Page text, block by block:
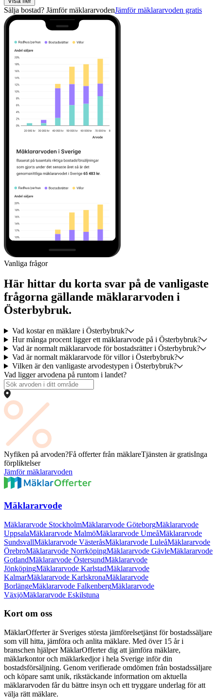
Sälja bostad? Jämför mäklararvodenJämför mäklararvoden gratis
Vanliga frågor
Här hittar du korta svar på de vanligaste
frågorna gällande mäklararvoden i
Österbybruk.
Vad kostar en mäklare i Österbybruk?
Hur många procent ligger ett mäklararvode på i Österbybruk?
Vad är normalt mäklararvode för bostadsrätter i Österbybruk?
Vad är normalt mäklararvode för villor i Österbybruk?
Vilken är den vanligaste arvodestypen i Österbybruk?
Vad ligger arvodena på runtom i landet?
Nyfiken på arvoden?Få offerter från mäklareTjänsten är gratisInga
förpliktelser
Jämför mäklararvoden
Mäklararvode
Mäklararvode StockholmMäklararvode GöteborgMäklararvode
UppsalaMäklararvode MalmöMäklararvode UmeåMäklararvode
SundsvallMäklararvode VästeråsMäklararvode LuleåMäklararvode
ÖrebroMäklararvode NorrköpingMäklararvode GävleMäklararvode
GotlandMäklararvode ÖstersundMäklararvode
JönköpingMäklararvode KarlstadMäklararvode
KalmarMäklararvode KarlskronaMäklararvode
BorlängeMäklararvode FalkenbergMäklararvode
VäxjöMäklararvode Eskilstuna
Kort om oss
MäklarOfferter är Sveriges största jämförelsetjänst för bostadssäljare
som vill hitta, jämföra och anlita mäklare. Med över 15 år i
branschen hjälper MäklarOfferter dig att jämföra mäklare,
mäklarkontor och mäklarkedjor i hela Sverige inför din
bostadsförsäljning. Genom verifierade omdömen från bostadssäljare
och köpare samt unik, rikstäckande information om aktuella
mäklararvoden får du bättre insyn och ett tryggare underlag för att
välja rätt mäklare.